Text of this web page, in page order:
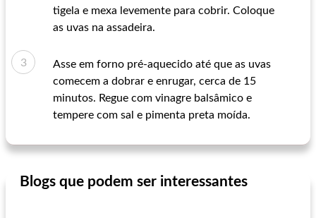
tigela e mexa levemente para cobrir. Coloque
as uvas na assadeira.
Asse em forno pré-aquecido até que as uvas
comecem a dobrar e enrugar, cerca de 15
minutos. Regue com vinagre balsâmico e
tempere com sal e pimenta preta moída.
Blogs que podem ser interessantes